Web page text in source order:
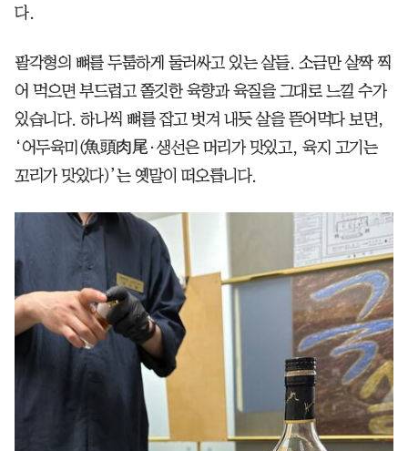
다.
팔각형의 뼈를 두툼하게 둘러싸고 있는 살들. 소금만 살짝 찍
어 먹으면 부드럽고 쫄깃한 육향과 육질을 그대로 느낄 수가
있습니다. 하나씩 뼈를 잡고 벗겨 내듯 살을 뜯어먹다 보면,
‘어두육미(魚頭肉尾·생선은 머리가 맛있고, 육지 고기는
꼬리가 맛있다)’는 옛말이 떠오릅니다.